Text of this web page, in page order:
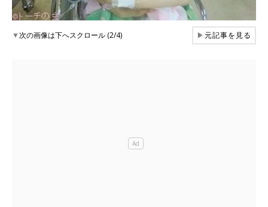
▼次の画像は下へスクロール (2/4) ▶元記事を見る